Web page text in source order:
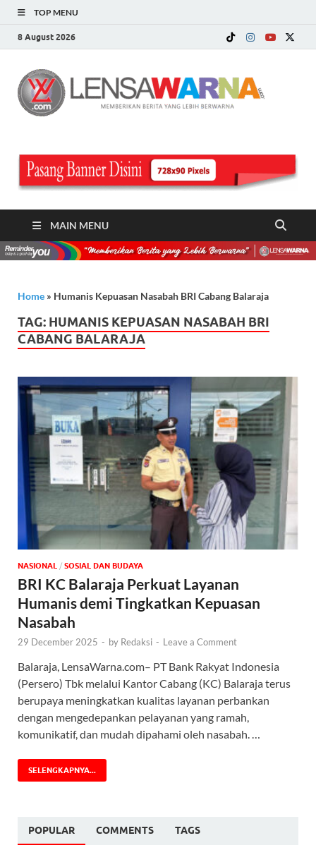
TOP MENU
8 August 2026
MAIN MENU
Home » Humanis Kepuasan Nasabah BRI Cabang Balaraja
TAG: HUMANIS KEPUASAN NASABAH BRI
CABANG BALARAJA
NASIONAL / SOSIAL DAN BUDAYA
BRI KC Balaraja Perkuat Layanan
Humanis demi Tingkatkan Kepuasan
Nasabah
29 December 2025 - by Redaksi - Leave a Comment
Balaraja, LensaWarna.com– PT Bank Rakyat Indonesia
(Persero) Tbk melalui Kantor Cabang (KC) Balaraja terus
berupaya meningkatkan kualitas layanan perbankan
dengan mengedepankan pelayanan yang ramah,
komunikatif, dan mudah dipahami oleh nasabah. …
SELENGKAPNYA...
POPULAR COMMENTS TAGS